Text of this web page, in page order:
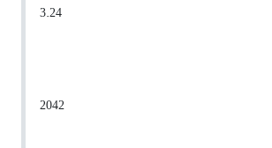
3.24
2042